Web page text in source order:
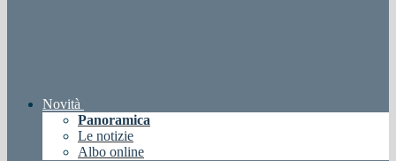
Novità
Panoramica
Le notizie
Albo online